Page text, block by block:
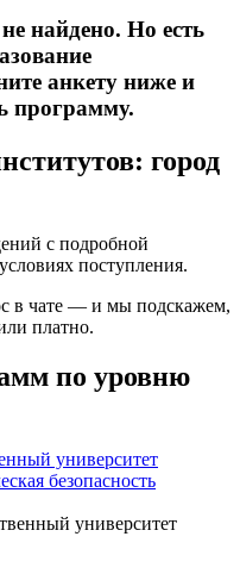
найдено. Но есть
анкету ниже и
программу.
город
с подробной
поступления.
в чате — и мы подскажем,
платно.
по уровню
университет
безопасность